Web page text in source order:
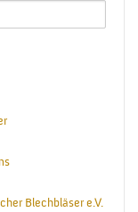
Blechbläser e.V.